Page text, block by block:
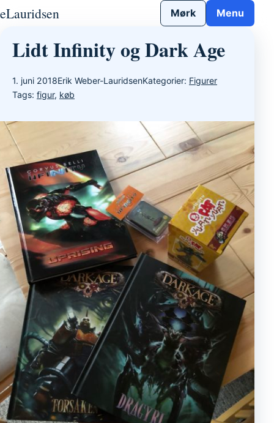
Gå til indhold
eLauridsen Mørk Menu
Lidt Infinity og Dark Age
1. juni 2018Erik Weber-LauridsenKategorier: Figurer
Tags: figur, køb